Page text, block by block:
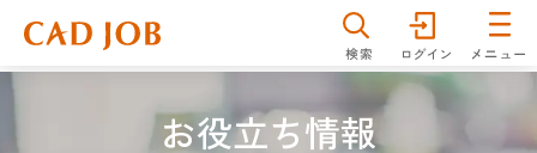
雇用形態
分野
お役立ち情報